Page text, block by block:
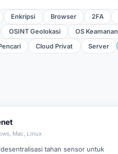
Enkripsi Browser 2FA
OSINT Geolokasi OS Keamanan
Cloud Privat Server
Mac, Linux
tahan sensor untuk